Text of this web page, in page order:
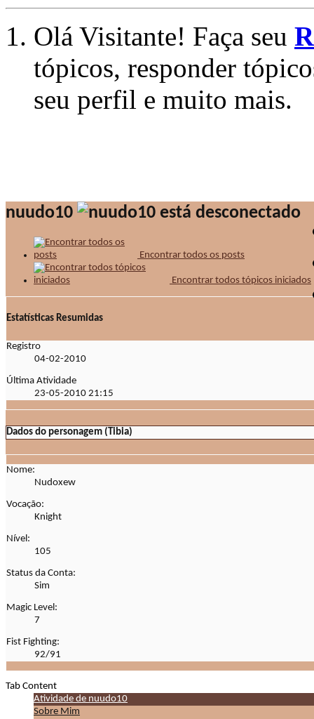
Olá Visitante! Faça seu
tópicos, responder
seu perfil e muito mais.
nuudo10
Encontrar todos os posts
Encontrar todos tópicos iniciados
Estatísticas Resumidas
Registro
04-02-2010
Última Atividade
23-05-2010 21:15
Dados do personagem (Tibia)
Nome:
Nudoxew
Vocação:
Knight
Nível:
105
Status da Conta:
Sim
Magic Level:
7
Fist Fighting:
92/91
Tab Content
Atividade de nuudo10
Sobre Mim